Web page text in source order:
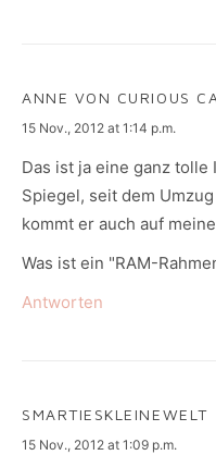
ANNE VON CURIOUS
says:
15 Nov., 2012 at 1:14 p.m.
Das ist ja eine ganz tolle
Spiegel, seit dem
kommt er auch auf
Was ist ein "RAM-
Antworten
SMARTIESKLEINEWELT
says:
15 Nov., 2012 at 1:09 p.m.